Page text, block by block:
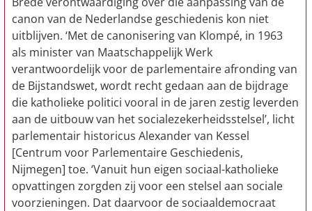
canon van de Nederlandse geschiedenis kon niet
uitblijven. ‘Met de canonisering van Klompé, in 1963
als minister van Maatschappelijk Werk
verantwoordelijk voor de parlementaire afronding van
de Bijstandswet, wordt recht gedaan aan de bijdrage
die katholieke politici vooral in de jaren zestig leverden
aan de uitbouw van het socialezekerheidsstelsel’, licht
parlementair historicus Alexander van Kessel
[Centrum voor Parlementaire Geschiedenis,
Nijmegen] toe. ‘Vanuit hun eigen sociaal-katholieke
opvattingen zorgden zij voor een stelsel aan sociale
voorzieningen. Dat daarvoor de sociaaldemocraat